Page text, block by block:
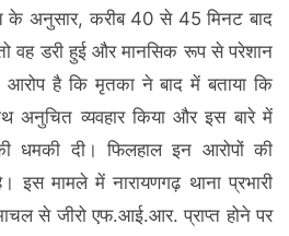
के अनुसार, करीब 40 से 45 मिनट बाद
वह डरी हुई और मानसिक रूप से परेशान
आरोप है कि मृतका ने बाद में बताया कि
अनुचित व्यवहार किया और इस बारे में
धमकी दी। फिलहाल इन आरोपों की
इस मामले में नारायणगढ़ थाना प्रभारी
से जीरो एफ.आई.आर. प्राप्त होने पर